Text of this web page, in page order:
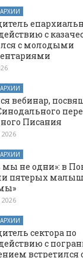
с
с молодыми
вебинар,
Писания
мы не одни»: в
пятерых
сектора по
с
встретился